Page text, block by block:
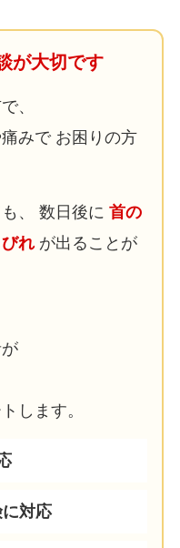
が大切です
、
みで お困りの方
、 数日後に 首の
れが出ることが
します。
対応